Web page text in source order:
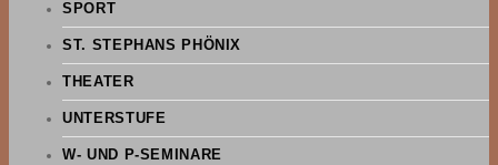
SPORT
ST. STEPHANS PHÖNIX
THEATER
UNTERSTUFE
W- UND P-SEMINARE